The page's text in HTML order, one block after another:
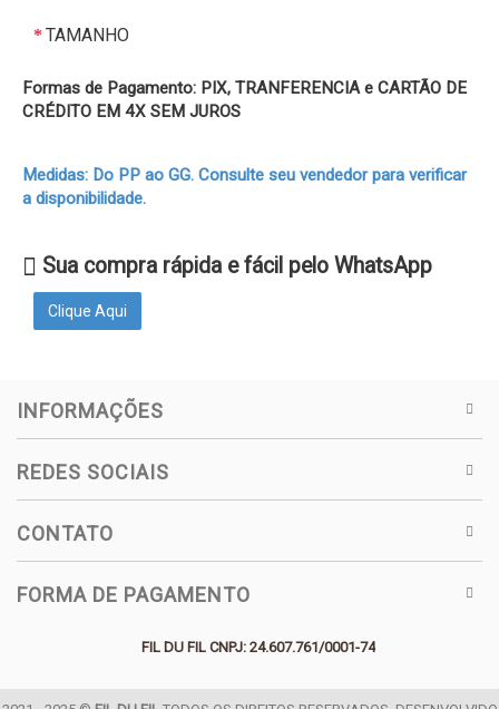
TAMANHO
Formas de Pagamento: PIX, TRANFERENCIA e CARTÃO DE
CRÉDITO EM 4X SEM JUROS
Medidas: Do PP ao GG. Consulte seu vendedor para verificar
a disponibilidade.
Sua compra rápida e fácil pelo WhatsApp
Clique Aqui
INFORMAÇÕES
REDES SOCIAIS
CONTATO
FORMA DE PAGAMENTO
FIL DU FIL CNPJ: 24.607.761/0001-74